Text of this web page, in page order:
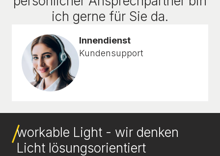
ich gerne für Sie da.
Innendienst
Kundensupport
workable Light - wir denken
Licht lösungsorientiert